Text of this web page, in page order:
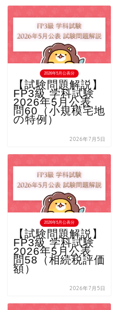
2026年5月公表分
【試験問題解説】
FP3級 学科試験
2026年5月公表
問60（小規模宅地
の特例）
2026年7月5日
2026年5月公表分
【試験問題解説】
FP3級 学科試験
2026年5月公表
問58（相続税評価
額）
2026年7月5日